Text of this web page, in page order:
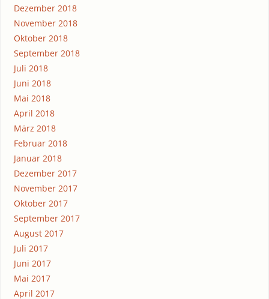
Dezember 2018
November 2018
Oktober 2018
September 2018
Juli 2018
Juni 2018
Mai 2018
April 2018
März 2018
Februar 2018
Januar 2018
Dezember 2017
November 2017
Oktober 2017
September 2017
August 2017
Juli 2017
Juni 2017
Mai 2017
April 2017